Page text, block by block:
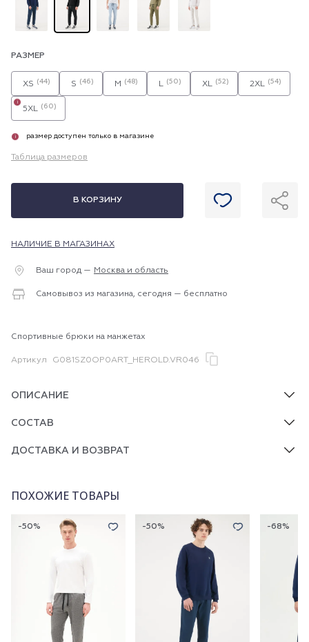
РАЗМЕР
XS (44) S (46) M (48) L (50) XL (52) 2XL (54)
5XL (60)
i
i размер доступен только в магазине
Таблица размеров
В КОРЗИНУ
НАЛИЧИЕ В МАГАЗИНАХ
Ваш город — Москва и область
Самовывоз из магазина, сегодня — бесплатно
Спортивные брюки на манжетах
Артикул G081SZ0OP0ART_HEROLD.VR046
ОПИСАНИЕ
СОСТАВ
ДОСТАВКА И ВОЗВРАТ
ПОХОЖИЕ ТОВАРЫ
-50% -50% -68%